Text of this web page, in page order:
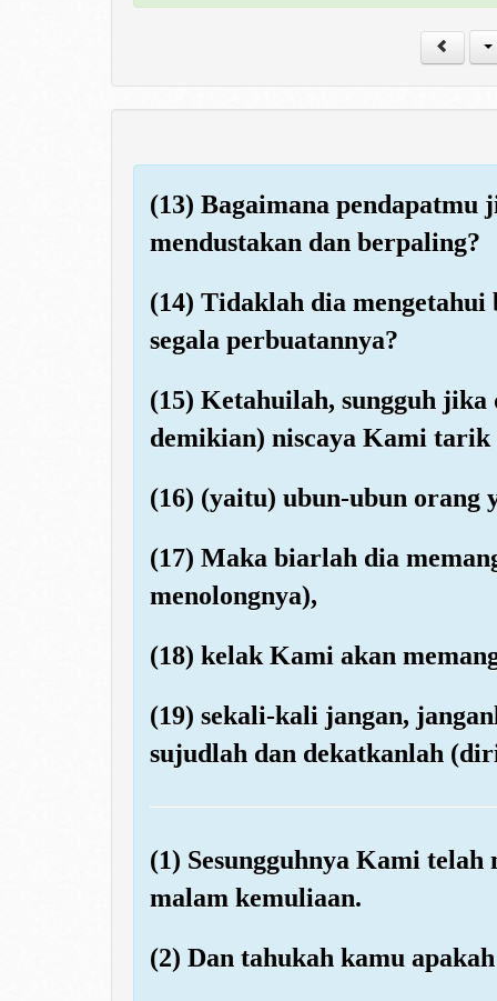
(13) Bagaimana
mendustakan dan berpaling?
(14) Tidaklah dia mengetahui
segala perbuatannya?
(15) Ketahuilah, sungguh
demikian) niscaya Kami tarik
(16) (yaitu) ubun-ubun orang
(17) Maka biarlah dia
menolongnya),
(18) kelak Kami akan
(19) sekali-kali jangan,
sujudlah dan dekatkanlah
(1) Sesungguhnya Kami
malam kemuliaan.
(2) Dan tahukah kamu